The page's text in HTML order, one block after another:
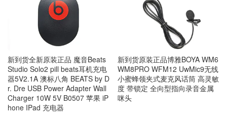
新到货全新原装正品 魔音Beats
Studio Solo2 pill beats耳机充电
器5V2.1A 澳标八角 BEATS by D
r. Dre USB Power Adapter Wall
Charger 10W 5V B0507 苹果 iP
hone IPad 充电器
新到货原装正品博雅BOYA WM6
WM8PRO WFM12 UwMic9无线
小蜜蜂领夹式麦克风话筒 高灵敏
度 带锁定 全向型指向录音金属
咪头